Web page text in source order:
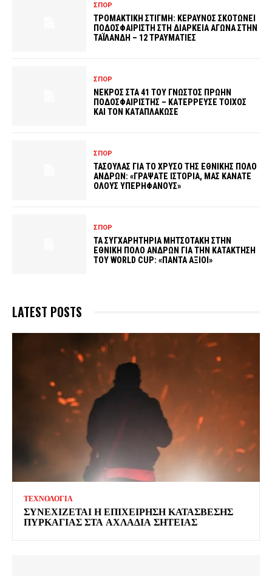
ΣΠΟΡ
ΤΡΟΜΑΚΤΙΚΗ ΣΤΙΓΜΗ: ΚΕΡΑΥΝΟΣ ΣΚΟΤΩΝΕΙ
ΠΟΔΟΣΦΑΙΡΙΣΤΗ ΣΤΗ ΔΙΑΡΚΕΙΑ ΑΓΩΝΑ ΣΤΗΝ
ΤΑΪΛΑΝΔΗ – 12 ΤΡΑΥΜΑΤΙΕΣ
ΣΠΟΡ
ΝΕΚΡΟΣ ΣΤΑ 41 ΤΟΥ ΓΝΩΣΤΟΣ ΠΡΩΗΝ
ΠΟΔΟΣΦΑΙΡΙΣΤΗΣ – ΚΑΤΕΡΡΕΥΣΕ ΤΟΙΧΟΣ
ΚΑΙ ΤΟΝ ΚΑΤΑΠΛΑΚΩΣΕ
ΣΠΟΡ
ΤΑΣΟΥΛΑΣ ΓΙΑ ΤΟ ΧΡΥΣΟ ΤΗΣ ΕΘΝΙΚΗΣ ΠΟΛΟ
ΑΝΔΡΩΝ: «ΓΡΑΨΑΤΕ ΙΣΤΟΡΙΑ, ΜΑΣ ΚΑΝΑΤΕ
ΟΛΟΥΣ ΥΠΕΡΗΦΑΝΟΥΣ»
ΣΠΟΡ
ΤΑ ΣΥΓΧΑΡΗΤΗΡΙΑ ΜΗΤΣΟΤΑΚΗ ΣΤΗΝ
ΕΘΝΙΚΗ ΠΟΛΟ ΑΝΔΡΩΝ ΓΙΑ ΤΗΝ ΚΑΤΑΚΤΗΣΗ
ΤΟΥ WORLD CUP: «ΠΑΝΤΑ ΑΞΙΟΙ»
LATEST POSTS
ΤΕΧΝΟΛΟΓΙΑ
ΣΥΝΕΧΙΖΕΤΑΙ Η ΕΠΙΧΕΙΡΗΣΗ ΚΑΤΑΣΒΕΣΗΣ
ΠΥΡΚΑΓΙΑΣ ΣΤΑ ΑΧΛΑΔΙΑ ΣΗΤΕΙΑΣ